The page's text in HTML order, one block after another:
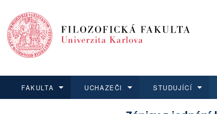
FAKULTA UCHAZEČI STUDUJÍCÍ